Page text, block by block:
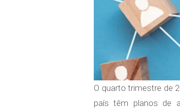
O quarto trimestre de
país têm planos de